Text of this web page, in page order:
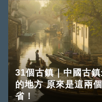
31個古鎮｜中國古
的地方 原來是這兩個
省！